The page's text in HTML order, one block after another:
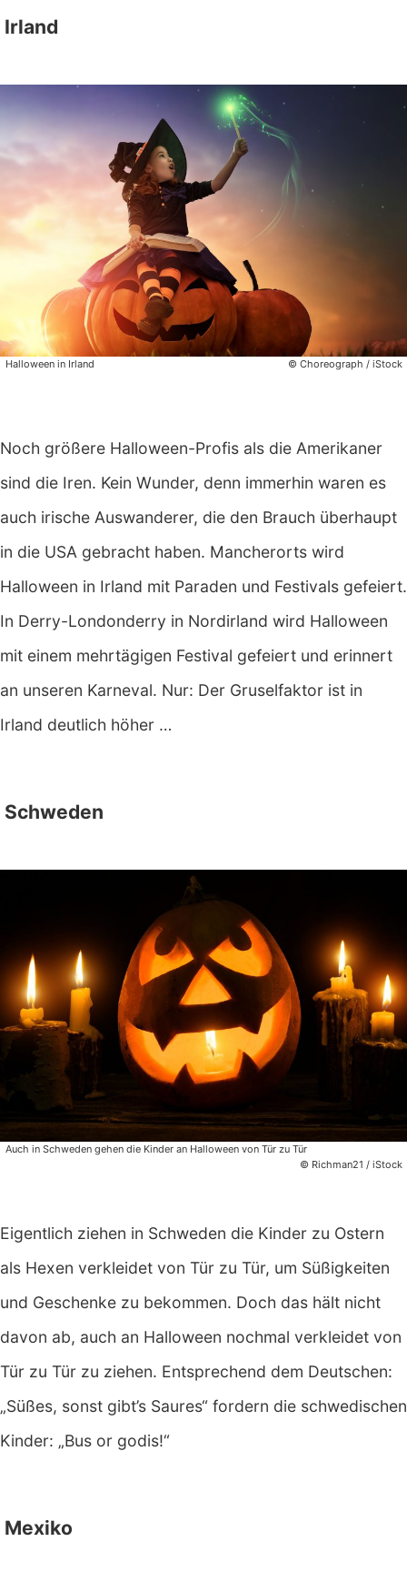
Irland
Halloween in Irland © Choreograph / iStock
Noch größere Halloween-Profis als die Amerikaner
sind die Iren. Kein Wunder, denn immerhin waren es
auch irische Auswanderer, die den Brauch überhaupt
in die USA gebracht haben. Mancherorts wird
Halloween in Irland mit Paraden und Festivals gefeiert.
In Derry-Londonderry in Nordirland wird Halloween
mit einem mehrtägigen Festival gefeiert und erinnert
an unseren Karneval. Nur: Der Gruselfaktor ist in
Irland deutlich höher …
Schweden
Auch in Schweden gehen die Kinder an Halloween von Tür zu Tür
© Richman21 / iStock
Eigentlich ziehen in Schweden die Kinder zu Ostern
als Hexen verkleidet von Tür zu Tür, um Süßigkeiten
und Geschenke zu bekommen. Doch das hält nicht
davon ab, auch an Halloween nochmal verkleidet von
Tür zu Tür zu ziehen. Entsprechend dem Deutschen:
„Süßes, sonst gibt’s Saures“ fordern die schwedischen
Kinder: „Bus or godis!“
Mexiko